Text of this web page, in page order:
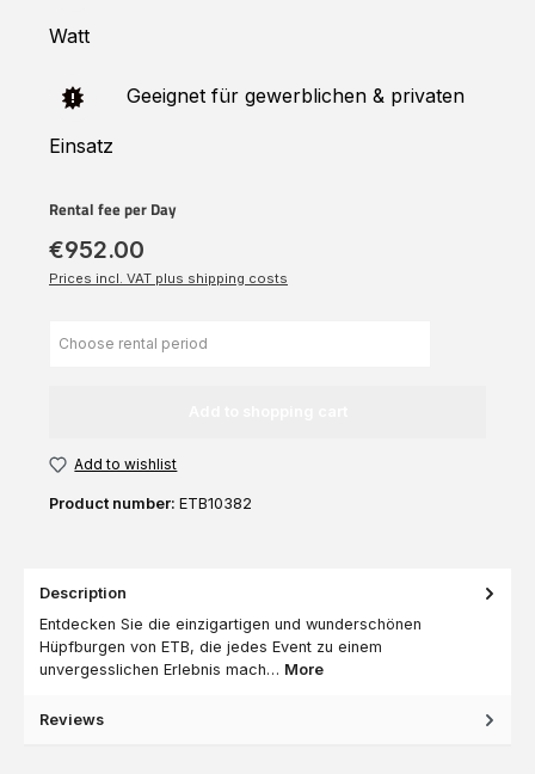
Watt
Geeignet für gewerblichen & privaten
Einsatz
Rental fee per Day
€952.00
Prices incl. VAT plus shipping costs
Add to wishlist
Product number: ETB10382
Description
Entdecken Sie die einzigartigen und wunderschönen
Hüpfburgen von ETB, die jedes Event zu einem
unvergesslichen Erlebnis mach… More
Reviews